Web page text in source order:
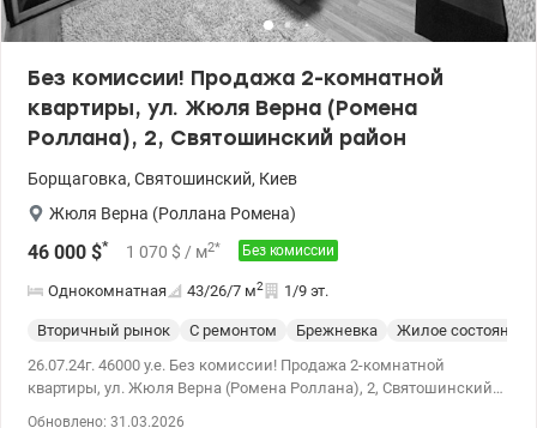
Без комиссии! Продажа 2-комнатной
квартиры, ул. Жюля Верна (Ромена
Роллана), 2, Святошинский район
Борщаговка, Святошинский, Киев
Жюля Верна (Роллана Ромена)
46 000 $* 1 070 $ / м2* Без комиссии
Однокомнатная 43/26/7 м2 1/9 эт.
Вторичный рынок С ремонтом Брежневка
Жилое состояние
26.07.24г. 46000 у.е. Без комиссии! Продажа 2-комнатной
квартиры, ул. Жюля Верна (Ромена Роллана), 2, Святошинский
Обновлено: 31.03.2026